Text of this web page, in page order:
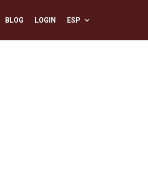
BLOG LOGIN ESP